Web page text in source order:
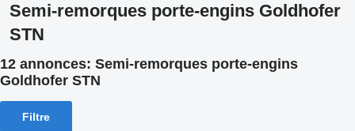
Semi-remorques porte-engins Goldhofer
STN
12 annonces: Semi-remorques porte-engins
Goldhofer STN
Filtre